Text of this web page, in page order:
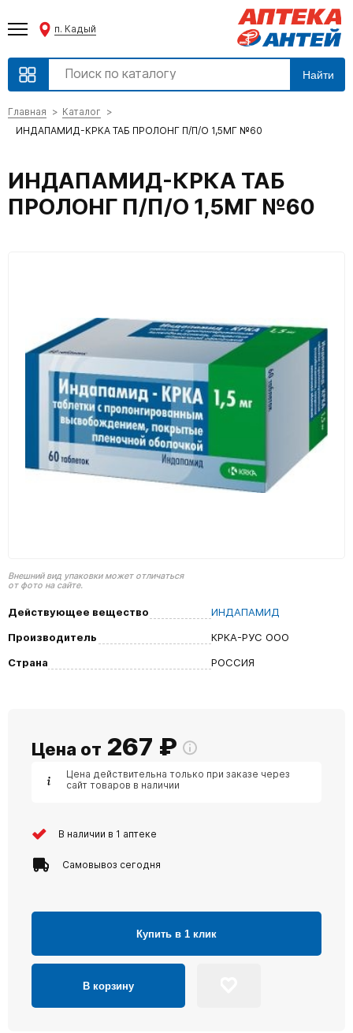
п. Кадый
Найти
Главная
Каталог
ИНДАПАМИД-КРКА ТАБ ПРОЛОНГ П/П/О 1,5МГ №60
ИНДАПАМИД-КРКА ТАБ
ПРОЛОНГ П/П/О 1,5МГ №60
Внешний вид упаковки может отличаться
от фото на сайте.
Действующее вещество
ИНДАПАМИД
Производитель
КРКА-РУС ООО
Страна
РОССИЯ
Цена от 267 ₽
Цена действительна только при заказе через
сайт товаров в наличии
В наличии в 1 аптеке
Самовывоз сегодня
Купить в 1 клик
В корзину